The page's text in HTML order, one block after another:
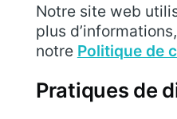
Notre site web
plus
notre Politique de
Pratiques de